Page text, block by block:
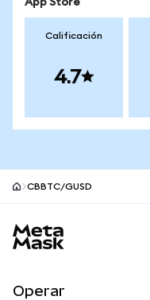
App Store
Calificación
4.7
CBBTC/GUSD
Operar